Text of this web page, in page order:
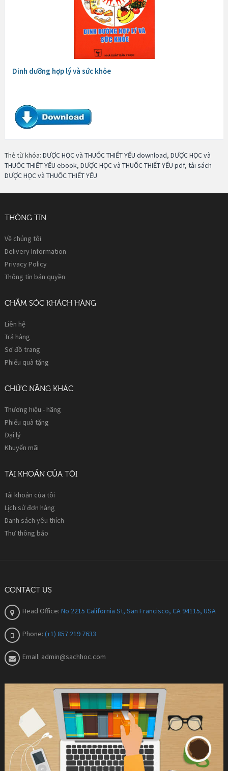
Dinh dưỡng hợp lý và sức khỏe
Thẻ từ khóa: DƯỢC HỌC và THUỐC THIẾT YẾU download, DƯỢC HỌC và
THUỐC THIẾT YẾU ebook, DƯỢC HỌC và THUỐC THIẾT YẾU pdf, tải sách
DƯỢC HỌC và THUỐC THIẾT YẾU
THÔNG TIN
Về chúng tôi
Delivery Information
Privacy Policy
Thông tin bản quyền
CHĂM SÓC KHÁCH HÀNG
Liên hệ
Trả hàng
Sơ đồ trang
Phiếu quà tặng
CHỨC NĂNG KHÁC
Thương hiệu - hãng
Phiếu quà tặng
Đại lý
Khuyến mãi
TÀI KHOẢN CỦA TÔI
Tài khoản của tôi
Lịch sử đơn hàng
Danh sách yêu thích
Thư thông báo
CONTACT US
Head Office: No 2215 California St, San Francisco, CA 94115, USA
Phone: (+1) 857 219 7633
Email: admin@sachhoc.com